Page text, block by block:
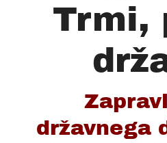
Trmi,
državnega